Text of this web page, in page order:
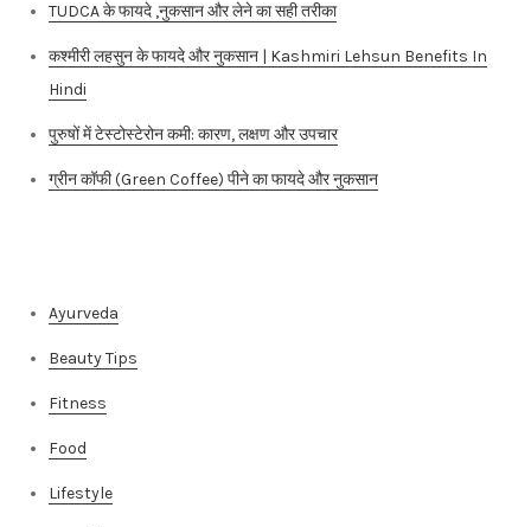
TUDCA के फायदे ,नुकसान और लेने का सही तरीका
कश्मीरी लहसुन के फायदे और नुकसान | Kashmiri Lehsun Benefits In
Hindi
पुरुषों में टेस्टोस्टेरोन कमी: कारण, लक्षण और उपचार
ग्रीन कॉफी (Green Coffee) पीने का फायदे और नुकसान
Ayurveda
Beauty Tips
Fitness
Food
Lifestyle